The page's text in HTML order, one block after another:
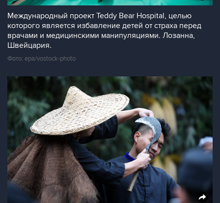
Международный проект Teddy Bear Hospital, целью
которого является избавление детей от страха перед
врачами и медицинскими манипуляциями. Лозанна,
Швейцария.
Фото: epa/vostock-photo